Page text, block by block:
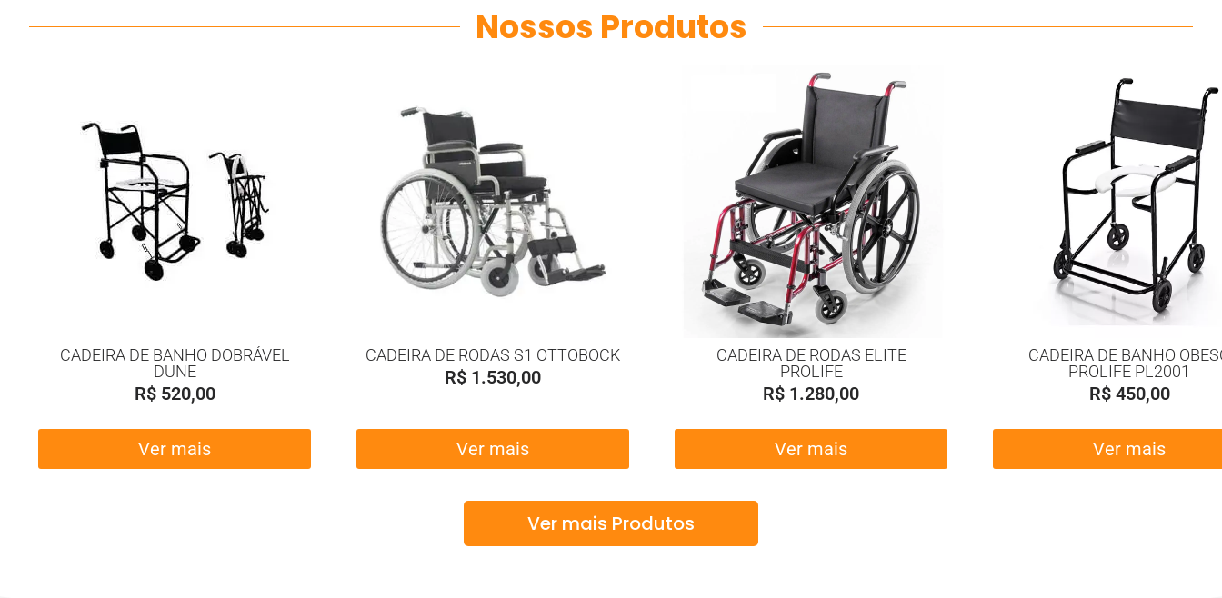
Nossos Produtos
CADEIRA DE BANHO DOBRÁVEL
DUNE
R$520,00
Ver mais
CADEIRA DE RODAS S1 OTTOBOCK
R$ 1.530,00
Ver mais
CADEIRA DE RODAS ELITE
PROLIFE
R$ 1.280,00
Ver mais
CADEIRA DE BANHO
PROLIFE PL2001
R$450,00
Ver mais
Ver mais Produtos